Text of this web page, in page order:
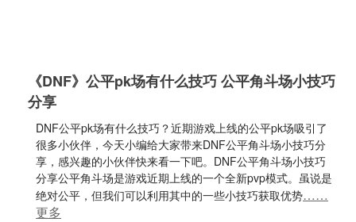
《DNF》公平pk场有什么技巧 公平角斗场小技巧
分享
DNF公平pk场有什么技巧？近期游戏上线的公平pk场吸引了
很多小伙伴，今天小编给大家带来DNF公平角斗场小技巧分
享，感兴趣的小伙伴快来看一下吧。DNF公平角斗场小技巧
分享公平角斗场是游戏近期上线的一个全新pvp模式。虽说是
绝对公平，但我们可以利用其中的一些小技巧获取优势……
更多